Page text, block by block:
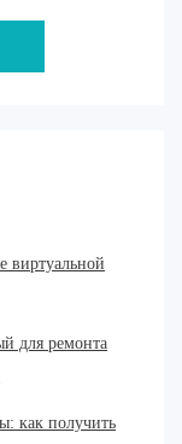
виртуальной
для ремонта
как получить